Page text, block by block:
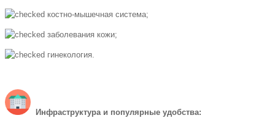
костно-мышечная система;
заболевания кожи;
гинекология.
Инфраструктура и популярные удобства: